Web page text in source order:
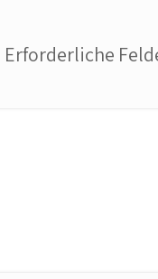
Erforderliche